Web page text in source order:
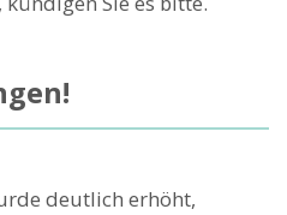
deutlich erhöht,